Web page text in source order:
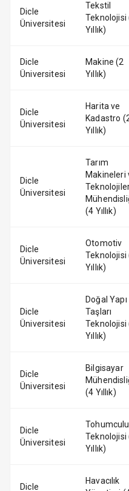
Dicle
Üniversitesi
Tekstil
Teknolojisi
Yıllık)
Dicle
Üniversitesi
Makine (2
Yıllık)
Dicle
Üniversitesi
Harita ve
Kadastro
Yıllık)
Dicle
Üniversitesi
Tarım
Makineleri
(4 Yıllık)
Dicle
Üniversitesi
Otomotiv
Teknolojisi
Yıllık)
Dicle
Üniversitesi
Doğal Yapı
Taşları
Teknolojisi
Yıllık)
Dicle
Üniversitesi
Bilgisayar
(4 Yıllık)
Dicle
Üniversitesi
Teknolojisi
Yıllık)
Dicle
Havacılık